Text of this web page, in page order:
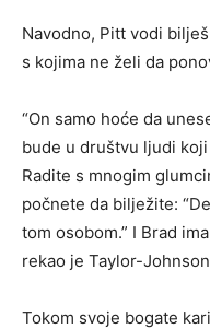
Navodno, Pitt vodi
s kojima ne želi da
“On samo hoće da
bude u društvu ljudi
Radite s mnogim
počnete da bilježite:
tom osobom.” I Brad
rekao je Taylor-
Tokom svoje bogate